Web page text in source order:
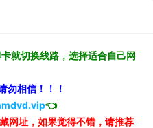
2025
圣 纲启永 池龟树音
就切换线路，选择适合自己网
勿相信！！！
👈
网址，如果觉得不错，请推荐